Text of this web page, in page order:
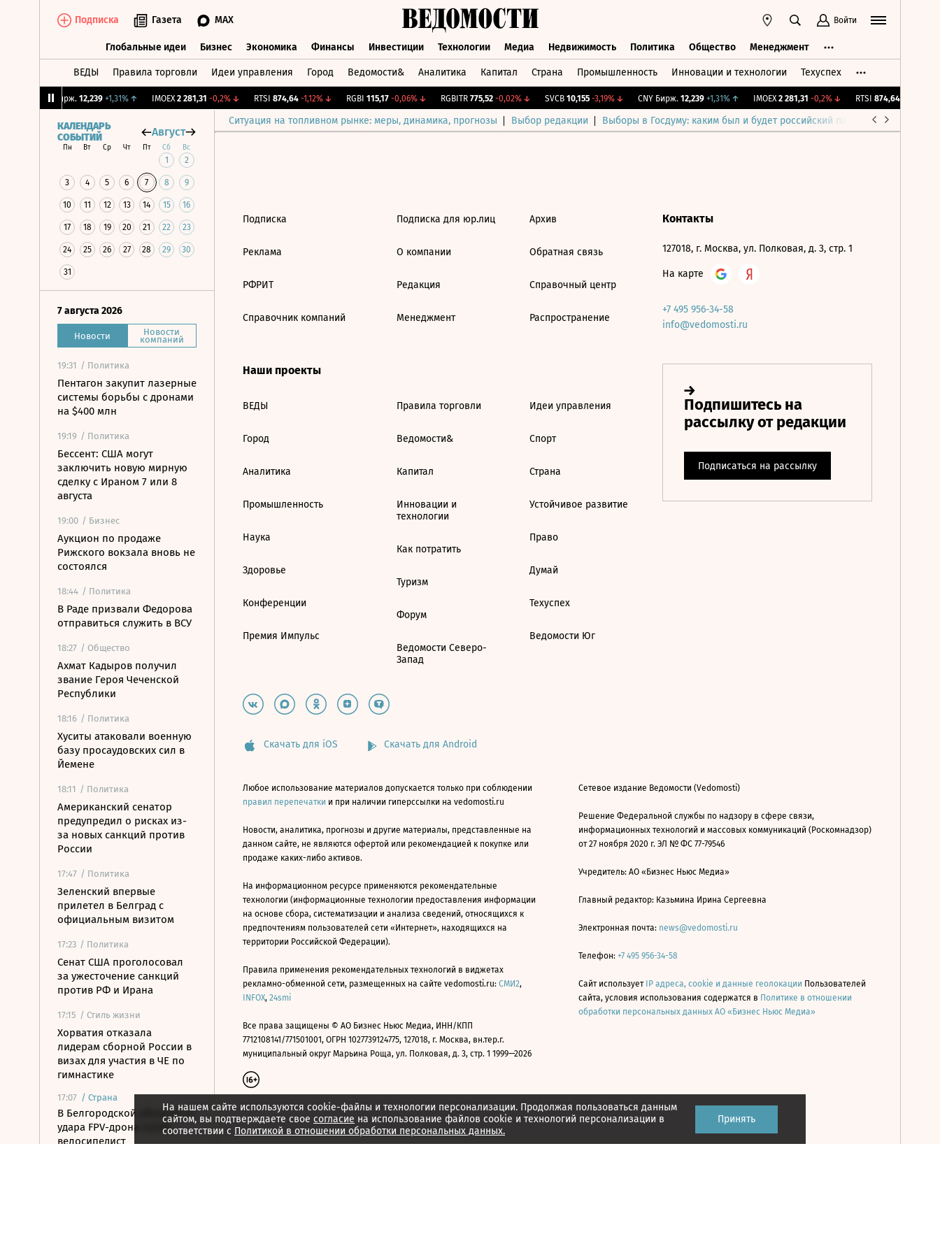
Подписка Газета MAX Войти
Глобальные идеи Бизнес Экономика Финансы Инвестиции Технологии Медиа Недвижимость Политика Общество Менеджмент
ВЕДЫ Правила торговли Идеи управления Город Ведомости& Аналитика Капитал Страна Промышленность Инновации и технологии Техуспех
CNY Бирж. 12,239 +1,31%↑ IMOEX 2 281,31 -0,2%↓ RTSI 874,64 -1,12%↓ RGBI 115,17 -0,06%↓ RGBITR 775,52 -0,02%↓ SVCB 10,155 -3,19%↓ CNY Бирж. 12,239 +1,31%↑ IMOEX 2 281,31 -0,2%↓ RTSI 874,64 -1,12%
Ситуация на топливном рынке: меры, динамика, прогнозы Выбор редакции Выборы в Госдуму: каким был и будет российский парламент
КАЛЕНДАРЬ
СОБЫТИЙ
Август
Пн Вт Ср Чт Пт Сб Вс
1 2
3 4 5 6 7 8 9
10 11 12 13 14 15 16
17 18 19 20 21 22 23
24 25 26 27 28 29 30
31
7 августа 2026
Новости Новости
компаний
19:31 / Политика
Пентагон закупит лазерные
системы борьбы с дронами
на $400 млн
19:19 / Политика
Бессент: США могут
заключить новую мирную
сделку с Ираном 7 или 8
августа
19:00 / Бизнес
Аукцион по продаже
Рижского вокзала вновь не
состоялся
18:44 / Политика
В Раде призвали Федорова
отправиться служить в ВСУ
18:27 / Общество
Ахмат Кадыров получил
звание Героя Чеченской
Республики
18:16 / Политика
Хуситы атаковали военную
базу просаудовских сил в
Йемене
18:11 / Политика
Американский сенатор
предупредил о рисках из-
за новых санкций против
России
17:47 / Политика
Зеленский впервые
прилетел в Белград с
официальным визитом
17:23 / Политика
Сенат США проголосовал
за ужесточение санкций
против РФ и Ирана
17:15 / Стиль жизни
Хорватия отказала
лидерам сборной России в
визах для участия в ЧЕ по
гимнастике
17:07 / Страна
В Белгородской области от
удара FPV-дрона погиб
велосипедист
На нашем сайте используются cookie-файлы и технологии персонализации. Продолжая пользоваться данным
сайтом, вы подтверждаете свое согласие на использование файлов cookie и технологий персонализации в
соответствии с Политикой в отношении обработки персональных данных.
Принять
Подписка
Реклама
РФРИТ
Справочник компаний
Подписка для юр.лиц
О компании
Редакция
Менеджмент
Архив
Обратная связь
Справочный центр
Распространение
Наши проекты
ВЕДЫ
Город
Аналитика
Промышленность
Наука
Здоровье
Конференции
Премия Импульс
Правила торговли
Ведомости&
Капитал
Инновации и
технологии
Как потратить
Туризм
Форум
Ведомости Северо-
Запад
Идеи управления
Спорт
Страна
Устойчивое развитие
Право
Думай
Техуспех
Ведомости Юг
Контакты
127018, г. Москва, ул. Полковая, д. 3, стр. 1
На карте
+7 495 956-34-58
info@vedomosti.ru
Скачать для iOS Скачать для Android
Любое использование материалов допускается только при соблюдении
правил перепечатки и при наличии гиперссылки на vedomosti.ru
Новости, аналитика, прогнозы и другие материалы, представленные на
данном сайте, не являются офертой или рекомендацией к покупке или
продаже каких-либо активов.
На информационном ресурсе применяются рекомендательные
технологии (информационные технологии предоставления информации
на основе сбора, систематизации и анализа сведений, относящихся к
предпочтениям пользователей сети «Интернет», находящихся на
территории Российской Федерации).
Правила применения рекомендательных технологий в виджетах
рекламно-обменной сети, размещенных на сайте vedomosti.ru: СМИ2,
INFOX, 24smi
Все права защищены © АО Бизнес Ньюс Медиа, ИНН/КПП
7712108141/771501001, ОГРН 1027739124775, 127018, г. Москва, вн.тер.г.
муниципальный округ Марьина Роща, ул. Полковая, д. 3, стр. 1 1999—2026
Сетевое издание Ведомости (Vedomosti)
Решение Федеральной службы по надзору в сфере связи,
информационных технологий и массовых коммуникаций (Роскомнадзор)
от 27 ноября 2020 г. ЭЛ № ФС 77-79546
Учредитель: АО «Бизнес Ньюс Медиа»
Главный редактор: Казьмина Ирина Сергеевна
Электронная почта: news@vedomosti.ru
Телефон: +7 495 956-34-58
Сайт использует IP адреса, cookie и данные геолокации Пользователей
сайта, условия использования содержатся в Политике в отношении
обработки персональных данных АО «Бизнес Ньюс Медиа»